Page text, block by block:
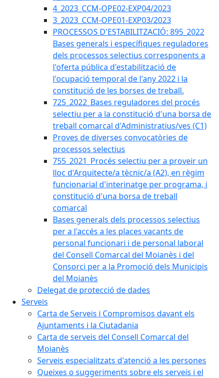
4_2023_CCM-OPE02-EXP04/2023
3_2023_CCM-OPE01-EXP03/2023
PROCESSOS D'ESTABILITZACIÓ: 895_2022
Bases generals i específiques reguladores
dels processos selectius corresponents a
l'oferta pública d'estabilització de
l'ocupació temporal de l'any 2022 i la
constitució de les borses de treball.
725_2022_Bases reguladores del procés
selectiu per a la constitució d'una borsa de
treball comarcal d'Administratius/ves (C1)
Proves de diverses convocatòries de
processos selectius
755_2021_Procés selectiu per a proveir un
lloc d'Arquitecte/a tècnic/a (A2), en règim
funcionarial d'interinatge per programa, i
constitució d'una borsa de treball
comarcal
Bases generals dels processos selectius
per a l'accés a les places vacants de
personal funcionari i de personal laboral
del Consell Comarcal del Moianès i del
Consorci per a la Promoció dels Municipis
del Moianès
Delegat de protecció de dades
Serveis
Carta de Serveis i Compromisos davant els
Ajuntaments i la Ciutadania
Carta de serveis del Consell Comarcal del
Moianès
Serveis especialitzats d'atenció a les persones
Queixes o suggeriments sobre els serveis i el